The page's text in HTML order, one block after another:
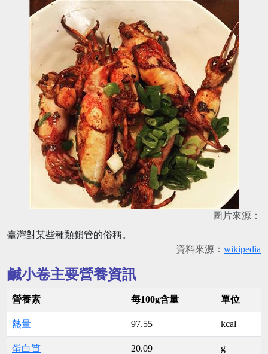
圖片來源：
臺灣對某些種類鎖管的俗稱。
資料來源： wikipedia
鹹小卷主要營養資訊
營養素 每100g含量 單位
熱量 97.55 kcal
蛋白質 20.09 g